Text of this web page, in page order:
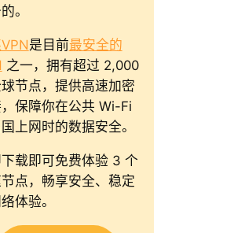
。
是目前最安全的
之一，拥有超过 2,000
节点，提供高速加密
保障你在公共 Wi-Fi
上网时的数据安全。
载即可免费体验 3 个
点，畅享安全、稳定
体验。